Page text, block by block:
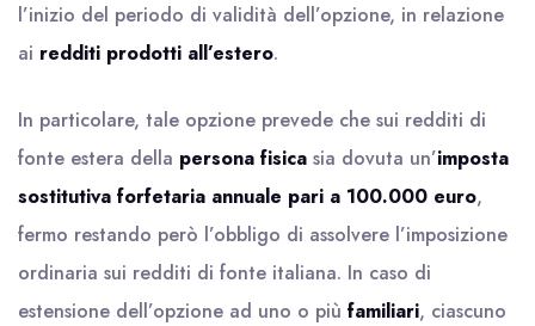
l’inizio del periodo di validità dell’opzione, in relazione
ai redditi prodotti all’estero.
In particolare, tale opzione prevede che sui redditi di
fonte estera della persona fisica sia dovuta un’imposta
sostitutiva forfetaria annuale pari a 100.000 euro,
fermo restando però l’obbligo di assolvere l’imposizione
ordinaria sui redditi di fonte italiana. In caso di
estensione dell’opzione ad uno o più familiari, ciascuno